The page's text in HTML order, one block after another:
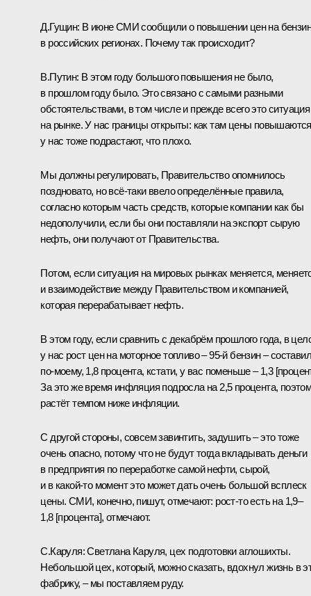
Д.Гущин: В июне СМИ сообщили о повышении цен на бензин
в российских регионах. Почему так происходит?
В.Путин: В этом году большого повышения не было,
в прошлом году было. Это связано с самыми разными
обстоятельствами, в том числе и прежде всего это ситуация
на рынке. У нас границы открыты: как там цены
у нас тоже подрастают, что плохо.
Мы должны регулировать, Правительство опомнилось
поздновато, но всё‑таки ввело определённые правила,
согласно которым часть средств, которые компании как бы
недополучили, если бы они поставляли на экспорт сырую
нефть, они получают от Правительства.
Потом, если ситуация на мировых рынках меняется,
и взаимодействие между Правительством и компанией,
которая перерабатывает нефть.
В этом году, если сравнить с декабрём прошлого года, в
у нас рост цен на моторное топливо – 95‑й бензин –
по‑моему, 1,8 процента, кстати, у вас поменьше – 1,3
За это же время инфляция подросла на 2,5 процента,
растёт темпом ниже инфляции.
С другой стороны, совсем завинтить, задушить – это тоже
очень опасно, потому что не будут тогда вкладывать деньги
в предприятия по переработке самой нефти, сырой,
и в какой‑то момент это может дать очень большой всплеск
цены. СМИ, конечно, пишут, отмечают: рост‑то есть на 1,9–
1,8 [процента], отмечают.
С.Каруля:Светлана Каруля, цех подготовки аглошихты.
Небольшой цех, который, можно сказать, вдохнул жизнь в
фабрику, – мы поставляем руду.